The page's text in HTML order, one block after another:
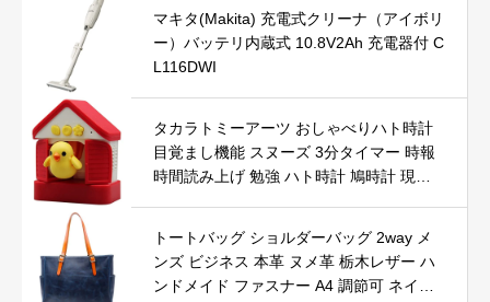
マキタ(Makita) 充電式クリーナ（アイボリ
ー）バッテリ内蔵式 10.8V2Ah 充電器付 C
L116DWI
タカラトミーアーツ おしゃべりハト時計
目覚まし機能 スヌーズ 3分タイマー 時報
時間読み上げ 勉強 ハト時計 鳩時計 現在
トートバッグ ショルダーバッグ 2way メ
ンズ ビジネス 本革 ヌメ革 栃木レザー ハ
ンドメイド ファスナー A4 調節可 ネイビ